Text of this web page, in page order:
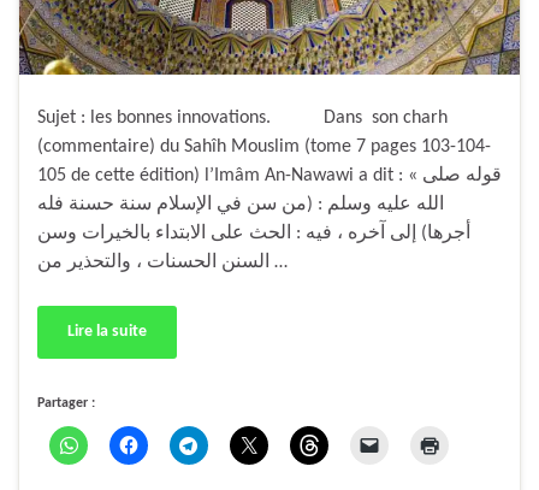
Sujet : les bonnes innovations. Dans son charh
(commentaire) du Sahîh Mouslim (tome 7 pages 103-104-
105 de cette édition) l’Imâm An-Nawawi a dit : « قوله صلى
الله عليه وسلم : (من سن في الإسلام سنة حسنة فله
أجرها) إلى آخره ، فيه : الحث على الابتداء بالخيرات وسن
السنن الحسنات ، والتحذير من …
Lire la suite
Partager :